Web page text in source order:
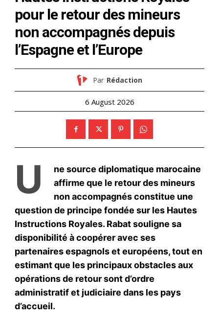
le1.ma
l'intelligence de
l'information
S'ABONNER MAINTENANT
Insight Publications
À propos
Nous contacter
Formules d’abonnement